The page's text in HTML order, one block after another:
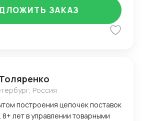
в сфере
года
ЗАКАЗ
Россия
построения цепочек поставок
8+ лет в управлении товарными